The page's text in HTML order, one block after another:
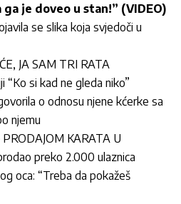
ga je doveo u stan!” (VIDEO)
se slika koja svjedoči u
JA SAM TRI RATA
“Ko si kad ne gleda niko”
o odnosu njene kćerke sa
njemu
KARATA U
preko 2.000 ulaznica
oca: “Treba da pokažeš